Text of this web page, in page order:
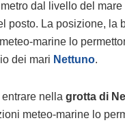
dal livello del
posto. La posizione, la
marine lo
dei mari Nettuno.
nella grotta di
meteo-marine lo